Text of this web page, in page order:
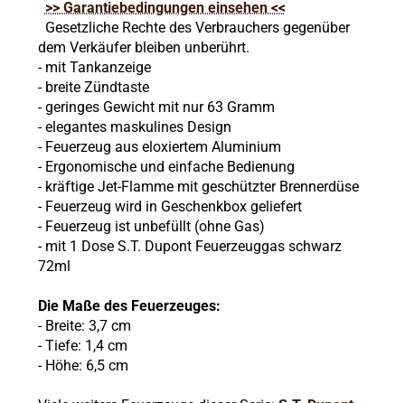
>> Garantiebedingungen einsehen <<
Gesetzliche Rechte des Verbrauchers gegenüber
dem Verkäufer bleiben unberührt.
- mit Tankanzeige
- breite Zündtaste
- geringes Gewicht mit nur 63 Gramm
- elegantes maskulines Design
- Feuerzeug aus eloxiertem Aluminium
- Ergonomische und einfache Bedienung
- kräftige Jet-Flamme mit geschützter Brennerdüse
- Feuerzeug wird in Geschenkbox geliefert
- Feuerzeug ist unbefüllt (ohne Gas)
- mit 1 Dose S.T. Dupont Feuerzeuggas schwarz
72ml
Die Maße des Feuerzeuges:
- Breite: 3,7 cm
- Tiefe: 1,4 cm
- Höhe: 6,5 cm